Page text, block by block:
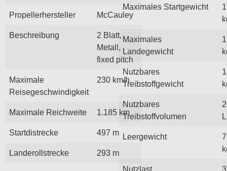
Propellerhersteller McCauley
Beschreibung
2 Blatt,
Metall,
fixed pitch
Maximale
Reisegeschwindigkeit
230 km/h
Maximale Reichweite 1.185 km
Startdistrecke 497 m
Landerollstrecke 293 m
Maximales Startgewicht
Maximales
Landegewicht
Nutzbares
Treibstoffgewicht
Nutzbares
Treibstoffvolumen
Leergewicht